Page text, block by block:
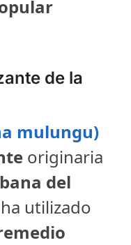
de la
mulungu)
originaria
del
ha utilizado